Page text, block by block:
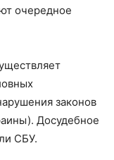
очередное
законов
Досудебное
СБУ.